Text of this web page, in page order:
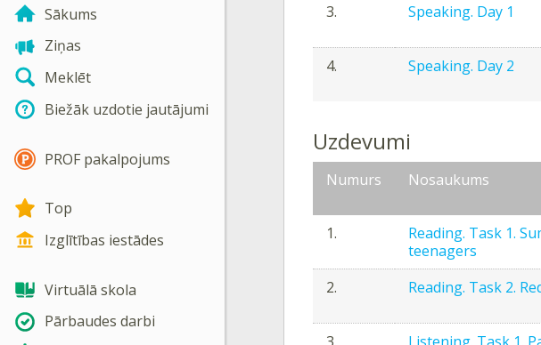
Sākums
Ziņas
Meklēt
Biežāk uzdotie jautājumi
PROF pakalpojums
Top
Izglītības iestādes
Virtuālā skola
Pārbaudes darbi
3. Speaking. Day 1
4.
Speaking. Day 2
Uzdevumi
Numurs Nosaukums
1.
Reading. Task 1.
teenagers
2.
Reading. Task 2.
3.
Listening. Task 1.